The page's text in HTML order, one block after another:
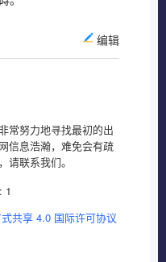
编辑
常努力地寻找最初的出
信息浩瀚，难免会有疏
请联系我们。
1
共享 4.0 国际许可协议